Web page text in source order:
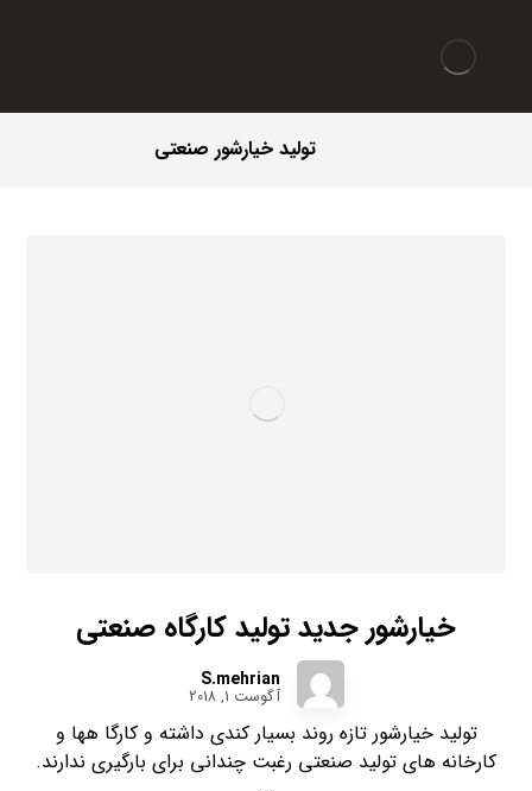
تولید خیارشور صنعتی
خیارشور جدید تولید کارگاه صنعتی
S.mehrian
آگوست 1, 2018
تولید خیارشور تازه روند بسیار کندی داشته و کارگا هها و
کارخانه های تولید صنعتی رغبت چندانی برای بارگیری ندارند.